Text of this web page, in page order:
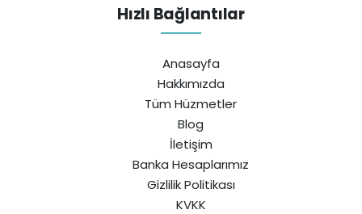
Hızlı Bağlantılar
Anasayfa
Hakkımızda
Tüm Hüzmetler
Blog
İletişim
Banka Hesaplarımız
Gizlilik Politikası
KVKK